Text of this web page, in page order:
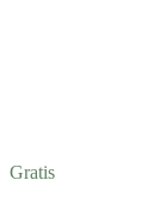
Gratis